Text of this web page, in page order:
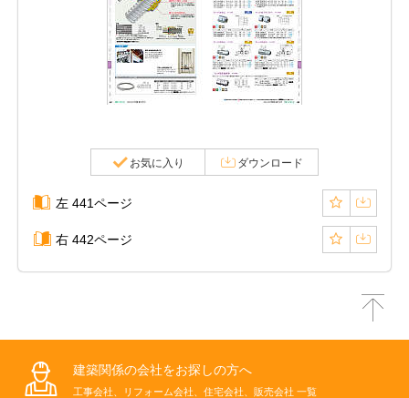
お気に入り ダウンロード
左 441ページ
右 442ページ
建築関係の会社をお探しの方へ
工事会社、リフォーム会社、住宅会社、販売会社 一覧